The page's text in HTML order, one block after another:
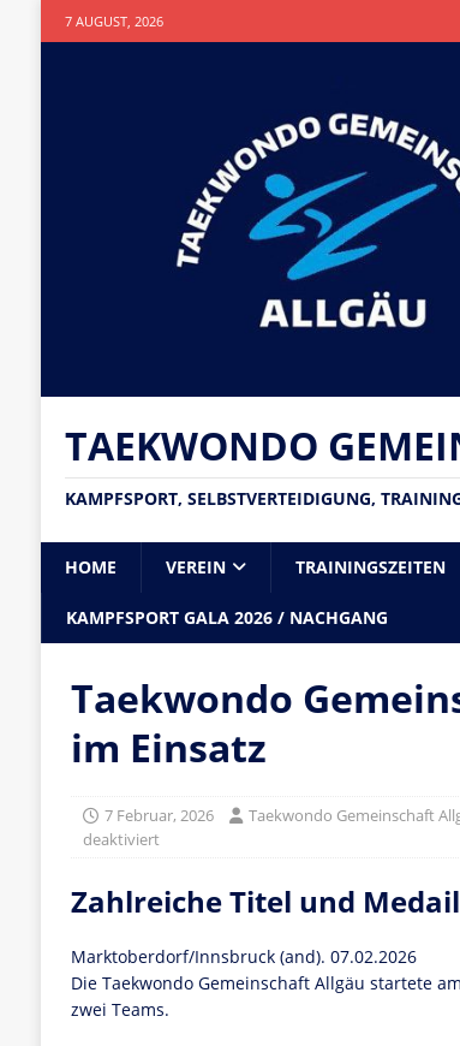
7 AUGUST, 2026
TAEKWONDO
KAMPFSPORT, SELBSTVERTEIDIGUNG,
HOME VEREIN TRAININGSZEITEN
KAMPFSPORT GALA 2026 / NACHGANG
Taekwondo
im Einsatz
7 Februar, 2026 Taekwondo Gemeinschaft
deaktiviert
Zahlreiche Titel und
Marktoberdorf/Innsbruck (and). 07.02.2026
Die Taekwondo Gemeinschaft Allgäu startete
zwei Teams.